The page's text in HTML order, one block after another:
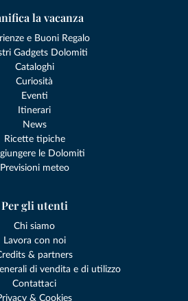
la vacanza
e Buoni Regalo
Gadgets Dolomiti
Cataloghi
Curiosità
Eventi
Itinerari
News
Ricette tipiche
le Dolomiti
Previsioni meteo
Per gli utenti
Chi siamo
Lavora con noi
& partners
di vendita e di utilizzo
Contattaci
& Cookies